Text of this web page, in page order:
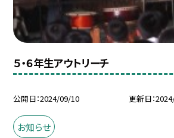
５・６年生アウトリーチ
公開日 2024/09/10 更新日
お知らせ